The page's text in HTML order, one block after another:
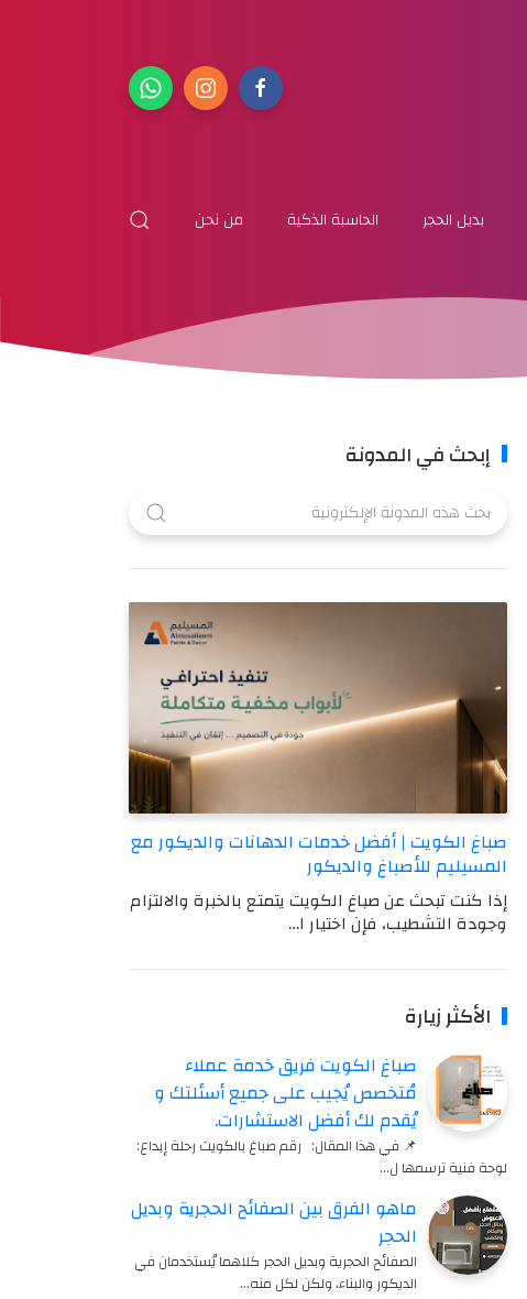
بديل الحجر الحاسبة الذكية من نحن
إبحث في المدونة
صباغ الكويت | أفضل خدمات الدهانات والديكور مع
المسيليم للأصباغ والديكور
إذا كنت تبحث عن صباغ الكويت يتمتع بالخبرة والالتزام
وجودة التشطيب، فإن اختيار ا…
الأكثر زيارة
صباغ الكويت فريق خدمة عملاء
مُتخصص يُجيب على جميع أسئلتك و
يُقدم لك أفضل الاستشارات.
📌 في هذا المقال: رقم صباغ بالكويت رحلة إبداع:
لوحة فنية ترسمها ل…
ماهو الفرق بين الصفائح الحجرية وبديل
الحجر
الصفائح الحجرية وبديل الحجر كلاهما يُستخدمان في
الديكور والبناء، ولكن لكل منه…